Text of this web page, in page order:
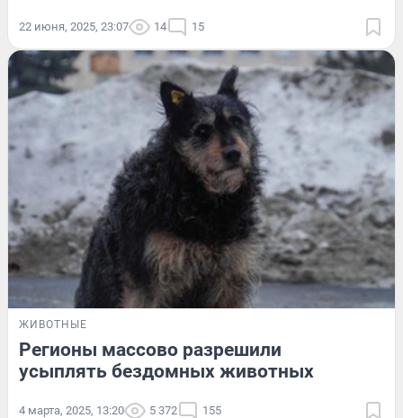
22 июня, 2025, 23:07 14 15
ЖИВОТНЫЕ
Регионы массово разрешили
усыплять бездомных животных
4 марта, 2025, 13:20 5 372 155